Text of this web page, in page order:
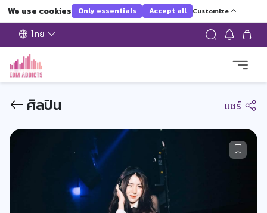
We use cookies Only essentials Accept all Customize
ไทย
ศิลปิน แชร์